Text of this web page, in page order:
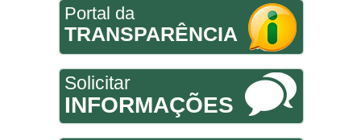
Portal da
TRANSPARÊNCIA
Solicitar
INFORMAÇÕES